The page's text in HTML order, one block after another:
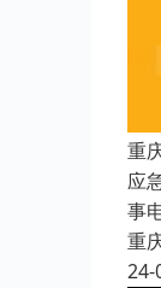
重
应
事
重
24-